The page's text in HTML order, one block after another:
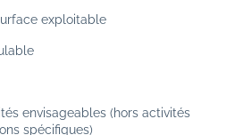
exploitable
envisageables (hors activités
spécifiques)